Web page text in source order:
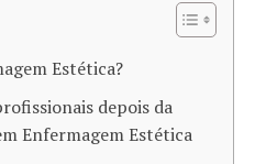
Estética?
depois da
Enfermagem Estética